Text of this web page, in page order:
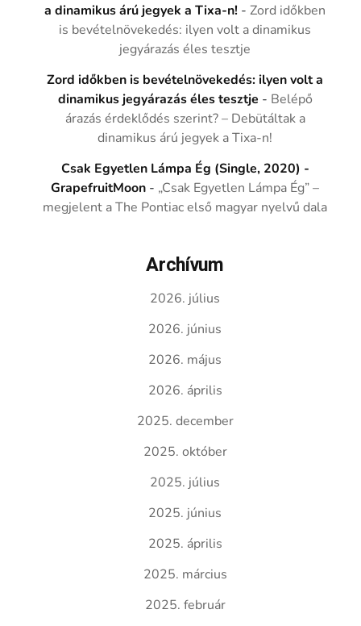
a dinamikus árú jegyek a Tixa-n! -Zord időkben
is bevételnövekedés: ilyen volt a dinamikus
jegyárazás éles tesztje
Zord időkben is bevételnövekedés: ilyen volt a
dinamikus jegyárazás éles tesztje - Belépő
árazás érdeklődés szerint? – Debütáltak a
dinamikus árú jegyek a Tixa-n!
Csak Egyetlen Lámpa Ég (Single, 2020) -
GrapefruitMoon - „Csak Egyetlen Lámpa Ég” –
megjelent a The Pontiac első magyar nyelvű dala
Archívum
2026. július
2026. június
2026. május
2026. április
2025. december
2025. október
2025. július
2025. június
2025. április
2025. március
2025. február